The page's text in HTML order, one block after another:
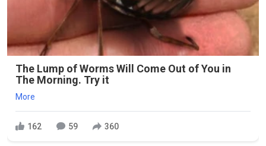
The Lump of Worms Will Come Out of You in
The Morning. Try it
More
162 59 360